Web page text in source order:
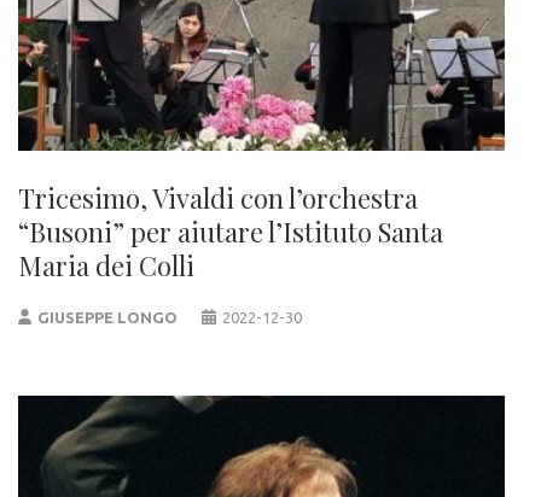
Tricesimo, Vivaldi con l’orchestra
“Busoni” per aiutare l’Istituto Santa
Maria dei Colli
GIUSEPPE LONGO 2022-12-30